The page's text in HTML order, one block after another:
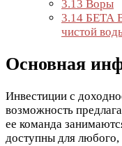
3.13 Воры
3.14 БЕТА
чистой
Основная
Инвестиции с
возможность
ее команда
доступны для любого,